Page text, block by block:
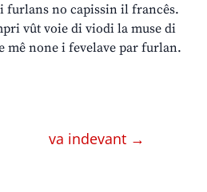
furlans no capissin il francês.
vût voie di viodi la muse di
mê none i fevelave par furlan.
va indevant →